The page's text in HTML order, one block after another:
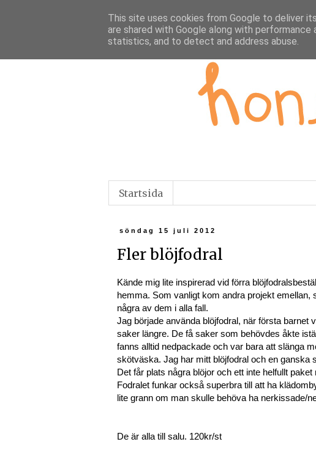
Startsida
söndag 15 juli 2012
Fler blöjfodral
Kände mig lite inspirerad vid förra
hemma. Som vanligt kom andra projekt emellan,
några av dem i alla fall.
Jag började använda blöjfodral, när första barnet
saker längre. De få saker som behövdes åkte
fanns alltid nedpackade och var bara att slänga
skötväska. Jag har mitt blöjfodral och en ganska
Det får plats några blöjor och ett inte helfullt
Fodralet funkar också superbra till att ha
lite grann om man skulle behöva ha nerkissade/
De är alla till salu. 120kr/st
This site uses cookies from Google to deliver
are shared with Google along with
statistics, and to detect and address abuse.